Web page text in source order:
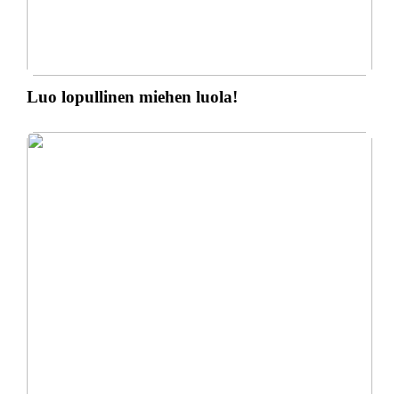
Luo lopullinen miehen luola!